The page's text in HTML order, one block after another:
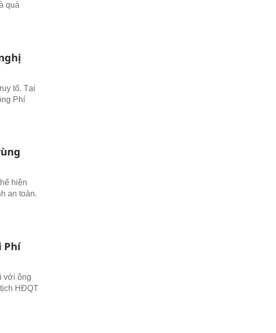
quá
tố. Tại
Phí
hiện
an toàn.
Phí
với ông
HĐQT